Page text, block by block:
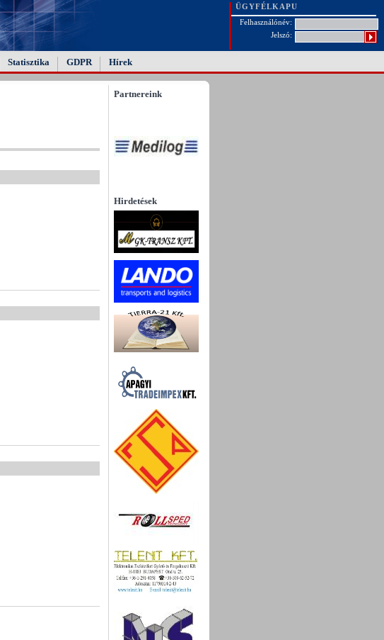
ÜGYFÉLKAPU
Felhasználónév:
Jelszó:
Statisztika GDPR Hírek
Partnereink
Hirdetések